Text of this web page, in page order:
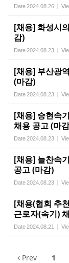
Date2024.08.26
[채용] 화성시
감)
Date2024.08.23
[채용] 부산광
(마감)
Date2024.08.23
[채용] 승현속
채용 공고 (마
Date2024.08.23
[채용] 늘찬속
공고 (마감)
Date2024.08.23
[채용(협회 추
근로자(속기)
Date2024.08.21
Prev 1